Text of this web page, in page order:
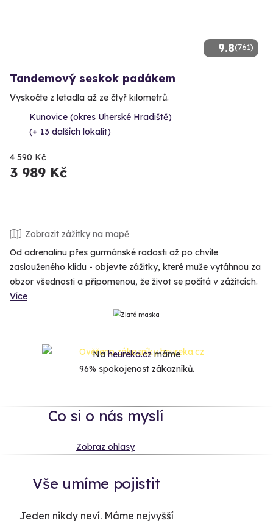
9.8(761)
Tandemový seskok padákem
Vyskočte z letadla až ze čtyř kilometrů.
Kunovice (okres Uherské Hradiště)
(+ 13 dalších lokalit)
4 590 Kč
3 989 Kč
Zobrazit zážitky na mapě
Od adrenalinu přes gurmánské radosti až po chvíle
zaslouženého klidu - objevte zážitky, které muže vytáhnou za
obzor všednosti a připomenou, že život se počítá v zážitcích.
Více
Naheureka.czmáme
96% spokojenost zákazníků.
Co si o nás myslí
Zobraz ohlasy
Vše umíme pojistit
Jeden nikdy neví. Máme nejvyšší